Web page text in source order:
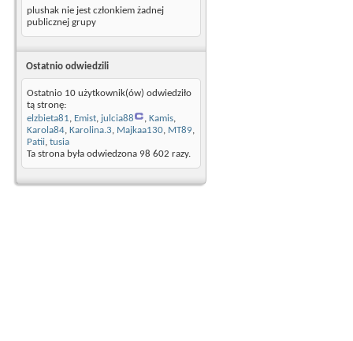
plushak nie jest członkiem żadnej
publicznej grupy
Ostatnio odwiedzili
Ostatnio 10 użytkownik(ów) odwiedziło
tą stronę:
elzbieta81, Emist, julcia88 , Kamis,
Karola84, Karolina.3, Majkaa130, MT89,
Patii, tusia
Ta strona była odwiedzona 98 602 razy.